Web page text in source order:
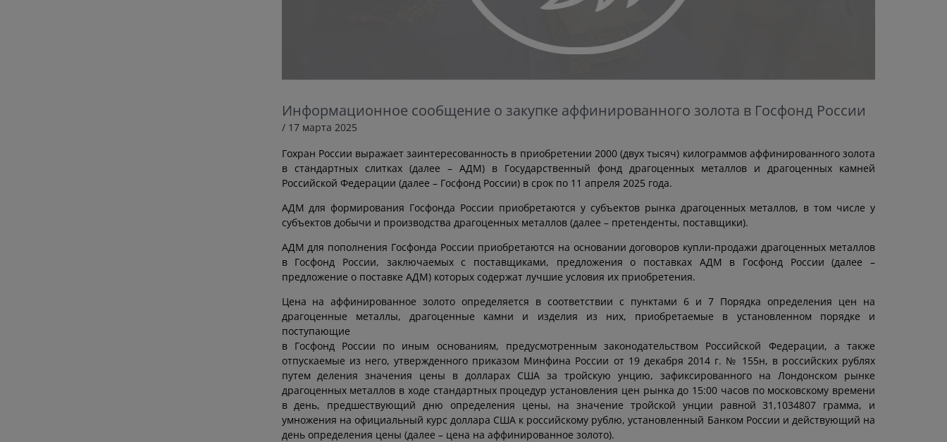
Информационное сообщение о закупке аффинированного золота в Госфонд России
/ 17 марта 2025
Гохран России выражает заинтересованность в приобретении 2000 (двух тысяч) килограммов аффинированного золота
в стандартных слитках (далее – АДМ) в Государственный фонд драгоценных металлов и драгоценных камней
Российской Федерации (далее – Госфонд России) в срок по 11 апреля 2025 года.
АДМ для формирования Госфонда России приобретаются у субъектов рынка драгоценных металлов, в том числе у
субъектов добычи и производства драгоценных металлов (далее – претенденты, поставщики).
АДМ для пополнения Госфонда России приобретаются на основании договоров купли-продажи драгоценных металлов
в Госфонд России, заключаемых с поставщиками, предложения о поставках АДМ в Госфонд России (далее –
предложение о поставке АДМ) которых содержат лучшие условия их приобретения.
Цена на аффинированное золото определяется в соответствии с пунктами 6 и 7 Порядка определения цен на
драгоценные металлы, драгоценные камни и изделия из них, приобретаемые в установленном порядке и
поступающие
в Госфонд России по иным основаниям, предусмотренным законодательством Российской Федерации, а также
отпускаемые из него, утвержденного приказом Минфина России от 19 декабря 2014 г. № 155н, в российских рублях
путем деления значения цены в долларах США за тройскую унцию, зафиксированного на Лондонском рынке
драгоценных металлов в ходе стандартных процедур установления цен рынка до 15:00 часов по московскому времени
в день, предшествующий дню определения цены, на значение тройской унции равной 31,1034807 грамма, и
умножения на официальный курс доллара США к российскому рублю, установленный Банком России и действующий на
день определения цены (далее – цена на аффинированное золото).